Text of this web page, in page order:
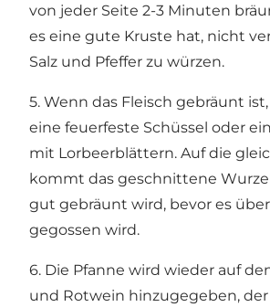
von jeder Seite 2-3 Minuten
es eine gute Kruste hat, nicht
Salz und Pfeffer zu würzen.
5. Wenn das Fleisch gebräunt
eine feuerfeste Schüssel oder
mit Lorbeerblättern. Auf die
kommt das geschnittene
gut gebräunt wird, bevor es
gegossen wird.
6. Die Pfanne wird wieder auf
und Rotwein hinzugegeben, der